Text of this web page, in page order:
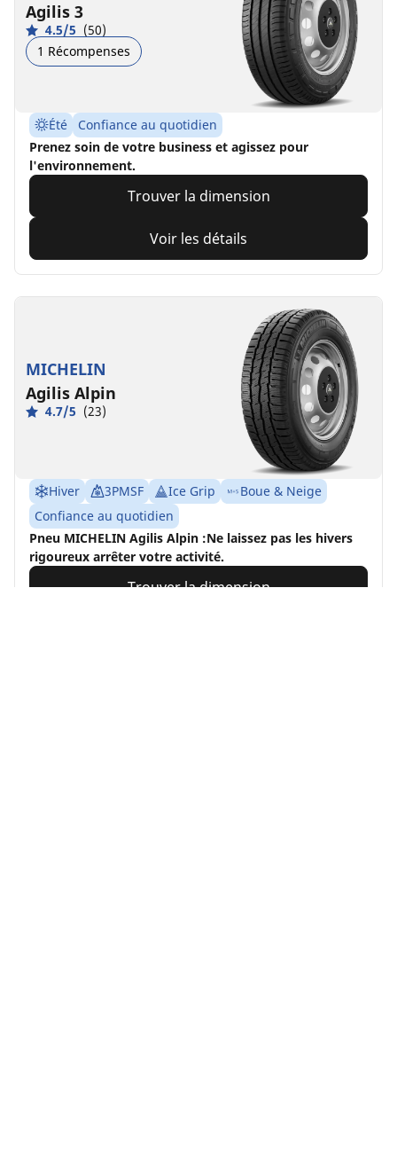
Agilis 3
4.5/5 (50)
1 Récompenses
Été
Confiance au quotidien
Prenez soin de votre business et agissez pour
l'environnement.
Trouver la dimension
Voir les détails
MICHELIN
Agilis Alpin
4.7/5 (23)
Hiver 3PMSF Ice Grip
Boue & Neige
Confiance au quotidien
Pneu MICHELIN Agilis Alpin :Ne laissez pas les hivers
rigoureux arrêter votre activité.
Trouver la dimension